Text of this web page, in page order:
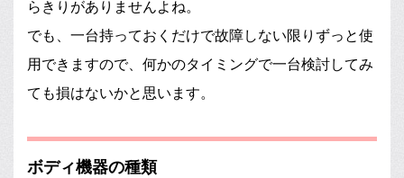
らきりがありませんよね。
でも、一台持っておくだけで故障しない限りずっと使
用できますので、何かのタイミングで一台検討してみ
ても損はないかと思います。
ボディ機器の種類